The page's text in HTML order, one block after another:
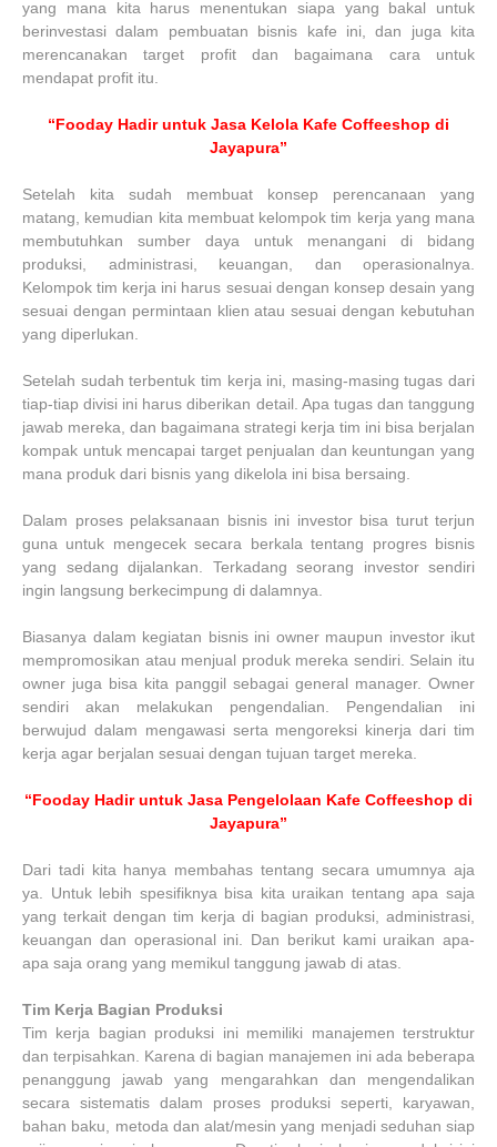
yang mana kita harus menentukan siapa yang bakal untuk
berinvestasi dalam pembuatan bisnis kafe ini, dan juga kita
merencanakan target profit dan bagaimana cara untuk
mendapat profit itu.
“Fooday Hadir untuk Jasa Kelola Kafe Coffeeshop di
Jayapura”
Setelah kita sudah membuat konsep perencanaan yang
matang, kemudian kita membuat kelompok tim kerja yang mana
membutuhkan sumber daya untuk menangani di bidang
produksi, administrasi, keuangan, dan operasionalnya.
Kelompok tim kerja ini harus sesuai dengan konsep desain yang
sesuai dengan permintaan klien atau sesuai dengan kebutuhan
yang diperlukan.
Setelah sudah terbentuk tim kerja ini, masing-masing tugas dari
tiap-tiap divisi ini harus diberikan detail. Apa tugas dan tanggung
jawab mereka, dan bagaimana strategi kerja tim ini bisa berjalan
kompak untuk mencapai target penjualan dan keuntungan yang
mana produk dari bisnis yang dikelola ini bisa bersaing.
Dalam proses pelaksanaan bisnis ini investor bisa turut terjun
guna untuk mengecek secara berkala tentang progres bisnis
yang sedang dijalankan. Terkadang seorang investor sendiri
ingin langsung berkecimpung di dalamnya.
Biasanya dalam kegiatan bisnis ini owner maupun investor ikut
mempromosikan atau menjual produk mereka sendiri. Selain itu
owner juga bisa kita panggil sebagai general manager. Owner
sendiri akan melakukan pengendalian. Pengendalian ini
berwujud dalam mengawasi serta mengoreksi kinerja dari tim
kerja agar berjalan sesuai dengan tujuan target mereka.
“Fooday Hadir untuk Jasa Pengelolaan Kafe Coffeeshop di
Jayapura”
Dari tadi kita hanya membahas tentang secara umumnya aja
ya. Untuk lebih spesifiknya bisa kita uraikan tentang apa saja
yang terkait dengan tim kerja di bagian produksi, administrasi,
keuangan dan operasional ini. Dan berikut kami uraikan apa-
apa saja orang yang memikul tanggung jawab di atas.
Tim Kerja Bagian Produksi
Tim kerja bagian produksi ini memiliki manajemen terstruktur
dan terpisahkan. Karena di bagian manajemen ini ada beberapa
penanggung jawab yang mengarahkan dan mengendalikan
secara sistematis dalam proses produksi seperti, karyawan,
bahan baku, metoda dan alat/mesin yang menjadi seduhan siap